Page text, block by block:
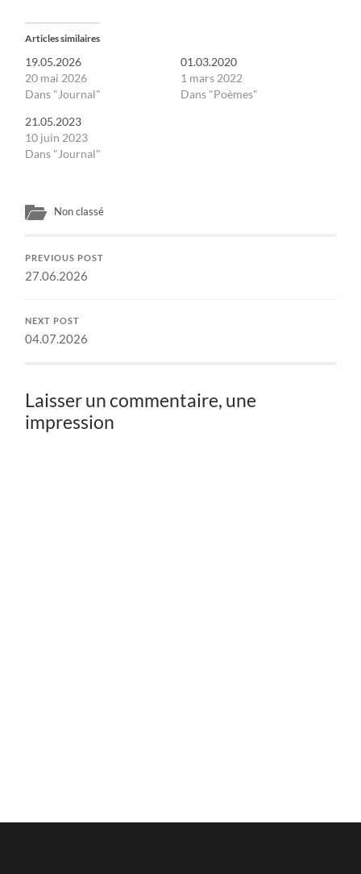
Articles similaires
19.05.2026
20 mai 2026
Dans "Journal"
01.03.2020
1 mars 2022
Dans "Poèmes"
21.05.2023
10 juin 2023
Dans "Journal"
Non classé
PREVIOUS POST
27.06.2026
NEXT POST
04.07.2026
Laisser un commentaire, une
impression